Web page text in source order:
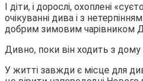
І діти, і дорослі, охоплені
очікуванні дива і з
добрим зимовим чарівником
Дивно, поки він ходить з дому
У житті завжди є місце для